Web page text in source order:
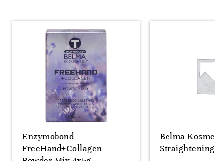
Enzymobond
FreeHand+Collagen
Belma
Straightening